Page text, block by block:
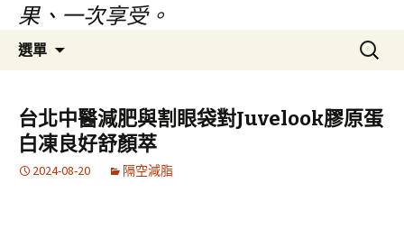
果、一次享受。
選單
容
搜
尋
鍵
字:
台北中醫減肥與割眼袋對Juvelook膠原蛋
白凍良好舒顏萃
2024-08-20 隔空減脂